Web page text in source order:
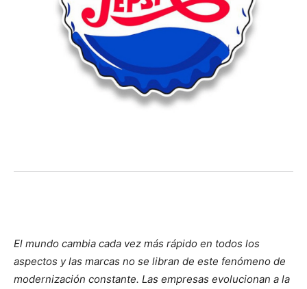
El mundo cambia cada vez más rápido en todos los
aspectos y las marcas no se libran de este fenómeno de
modernización constante. Las empresas evolucionan a la